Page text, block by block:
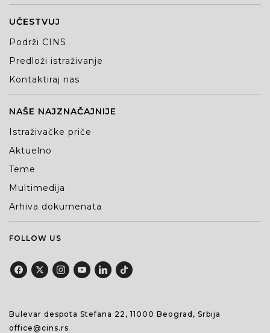
UČESTVUJ
Podrži CINS
Predloži istraživanje
Kontaktiraj nas
NAŠE NAJZNAČAJNIJE
Istraživačke priče
Aktuelno
Teme
Multimedija
Arhiva dokumenata
FOLLOW US
Bulevar despota Stefana 22, 11000 Beograd, Srbija
office@cins.rs